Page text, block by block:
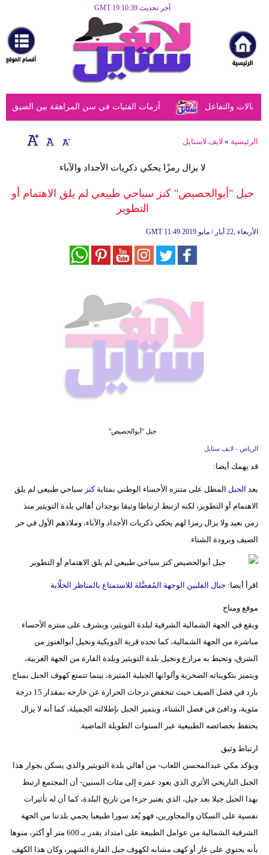
آخر تحديث GMT 19:10:39
مرأة
أزياء
أزياء
إسلامية
صحة
أزمات الفتيات في سن المراهقة بين الضيق والتفاعل
الرئيسية » لايف لاستايل
لا يزال رمزًا يحكي ذكريات الأجداد والآباء
جبل "أبوالحصيص" كنز سياحي طبيعي لم يلق الاهتمام أو
التطوير
GMT 11:49 2019 الأربعاء ,22 أيار / مايو
جبل "أبوالحصيص"
الرياض - لايف ستايل
قد يهمك أيضا:
يعد الجبل المطل على متنزه الأحساء الوطني بمثابةكنز سياحي طبيعي لم يلق
الاهتمام أو التطوير، لكنه ارتبط ارتباطا وثيقا بوجدان أهالي بلدة التويثير منذ
زمن بعيد ولا يزال رمزا لهم يحكي ذكريات الأجداد والآباء، وملاذهم الأول في حر
الصيف وبرودة الشتاء.
اقرأ أيضا: جبال الفلبين الوجهة المُفضَّلة للاستمتاع بالمناظر الخلّابة
موقع ومناخ
ويقع في الجهة الشمالية الشرقية لبلدة التويثير، ويشرف على منتزه الأحساء
مباشرة من الجهة الشمالية، كما تحده قرية الدويكية ونخيل أبوالعنوز من
الشرق، وتحيط به مزارع ونخيل بلدة التويثير وبلدة القارة من الجهة الغربية،
ويتميز بتكويناته الصخرية وألوانها الجبلية المثيرة، بينما تتمتع كهوف الجبل بمناخ
بارد في فصل الصيف حيث تنخفض درجات الحرارة عن خارجه بمقدار 15 درجة
مئوية، ودافئ في فصل الشتاء، ويتميز الجبل بإطلالته الجميلة، كما أنه لا يزال
يحتفظ بخصائصه الطبيعية عبر السنوات الطويلة الماضية.
ارتباط وثيق
ويؤكد مكي عبدالمحسن اللعاب- من أهالي بلدة التويثير والذي يسكن بجوار هذا
الجبل التاريخي الأثري الذي يعود عمره إلى مئات السنين- أن المجتمع ارتبط
بهذا الجبل جيلا بعد جيل، الذي يعتبر جزءا من تاريخ البلدة، كما أن له تأثيرات
نفسية على السكان والمجاورين، فهو يُعد سورا طبيعيا يحمي بلدتنا من الجهة
الشرقية الشمالية من عوامل الطبيعة على امتداد يقدر بـ 600 متر أو أكثر، منوها
بأنه يحتوي على غار أو كهف مشابه لكهوف جبل القارة الشهير، وكان هذا الكهف